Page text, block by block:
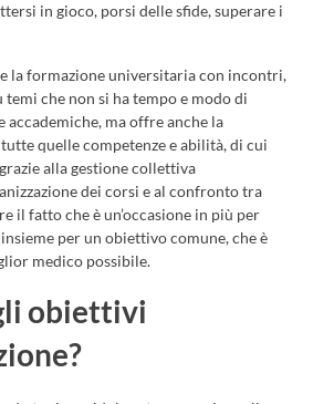
in gioco, porsi delle sfide, superare i
la formazione universitaria con incontri,
che non si ha tempo e modo di
ma offre anche la
quelle competenze e abilità, di cui
alla gestione collettiva
dei corsi e al confronto tra
il fatto che è un’occasione in più per
per un obiettivo comune, che è
medico possibile.
obiettivi